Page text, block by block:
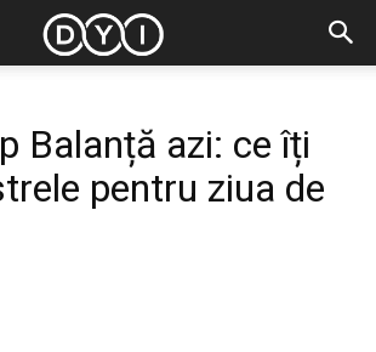
Balanță azi: ce îți
pentru ziua de